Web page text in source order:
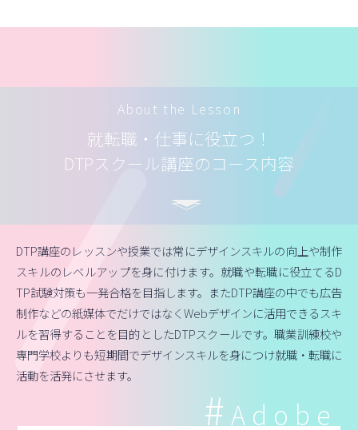
About the Lesson
就転職・仕事に役立つ！
DTPスクール講座のコース内容
DTP講座のレッスンや授業では常にデザインスキルの向上や制作
スキルのレベルアップを身に付けます。就職や転職に役立てるD
TP試験対策も一発合格を目指します。またDTP講座の中でも広告
制作などの紙媒体でだけではなくWebデザインに活用できるスキ
ルを習得することを目的としたDTPスクールです。職業訓練校や
専門学校よりも短期間でデザインスキルを身につけ就職・転職に
活動を活発にさせます。
Adobe